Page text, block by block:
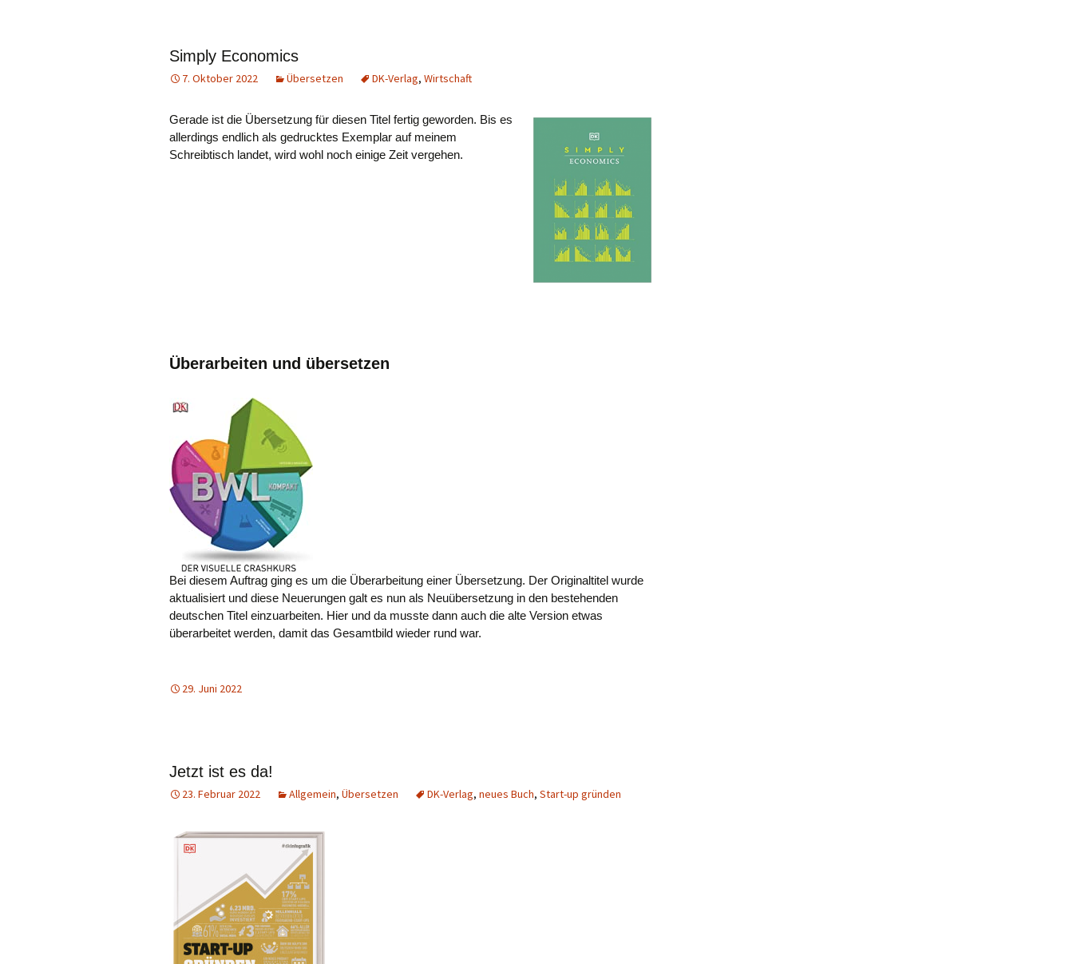
Simply Economics
7. Oktober 2022 Übersetzen DK-Verlag, Wirtschaft
Gerade ist die Übersetzung für diesen Titel fertig geworden. Bis es
allerdings endlich als gedrucktes Exemplar auf meinem
Schreibtisch landet, wird wohl noch einige Zeit vergehen.
Überarbeiten und übersetzen
Bei diesem Auftrag ging es um die Überarbeitung einer Übersetzung. Der Originaltitel wurde
aktualisiert und diese Neuerungen galt es nun als Neuübersetzung in den bestehenden
deutschen Titel einzuarbeiten. Hier und da musste dann auch die alte Version etwas
überarbeitet werden, damit das Gesamtbild wieder rund war.
29. Juni 2022
Jetzt ist es da!
23. Februar 2022 Allgemein, Übersetzen DK-Verlag, neues Buch, Start-up gründen